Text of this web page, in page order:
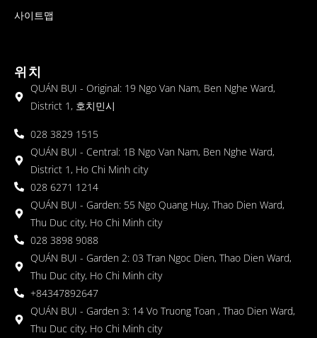
사이트맵
위치
QUÁN BỤI - Original: 19 Ngo Van Nam, Ben Nghe Ward,
District 1, 호치민시
028 3829 1515
QUÁN BỤI - Central: 1B Ngo Van Nam, Ben Nghe Ward,
District 1, Ho Chi Minh city
028 6271 1214
QUÁN BỤI - Garden: 55 Ngo Quang Huy, Thao Dien Ward,
Thu Duc city, Ho Chi Minh city
028 3898 9088
QUÁN BỤI - Garden 2: 03 Tran Ngoc Dien, Thao Dien Ward,
Thu Duc city, Ho Chi Minh city
+84347892647
QUÁN BỤI - Garden 3: 14 Vo Truong Toan , Thao Dien Ward,
Thu Duc city, Ho Chi Minh city